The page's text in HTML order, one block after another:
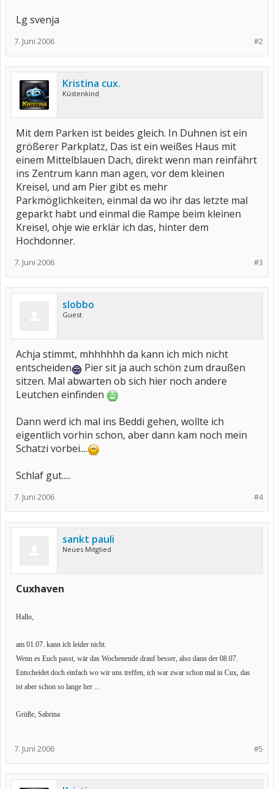
Lg svenja
#2
7. Juni 2006
Kristina cux.
Küstenkind
Mit dem Parken ist beides gleich. In Duhnen ist ein
größerer Parkplatz, Das ist ein weißes Haus mit
einem Mittelblauen Dach, direkt wenn man reinfährt
ins Zentrum kann man agen, vor dem kleinen
Kreisel, und am Pier gibt es mehr
Parkmöglichkeiten, einmal da wo ihr das letzte mal
geparkt habt und einmal die Rampe beim kleinen
Kreisel, ohje wie erklär ich das, hinter dem
Hochdonner.
#3
7. Juni 2006
slobbo
Guest
Achja stimmt, mhhhhhh da kann ich mich nicht
entscheiden
Pier sit ja auch schön zum draußen
sitzen. Mal abwarten ob sich hier noch andere
Leutchen einfinden
Dann werd ich mal ins Beddi gehen, wollte ich
eigentlich vorhin schon, aber dann kam noch mein
Schatzi vorbei....
Schlaf gut.....
#4
7. Juni 2006
sankt pauli
Neues Mitglied
Cuxhaven
Hallo,
am 01.07. kann ich leider nicht.
Wenn es Euch passt, wär das Wochenende drauf besser, also dann der 08.07.
Entscheidet doch einfach wo wir uns treffen, ich war zwar schon mal in Cux, das
ist aber schon so lange her ...
Grüße, Sabrina
#5
7. Juni 2006